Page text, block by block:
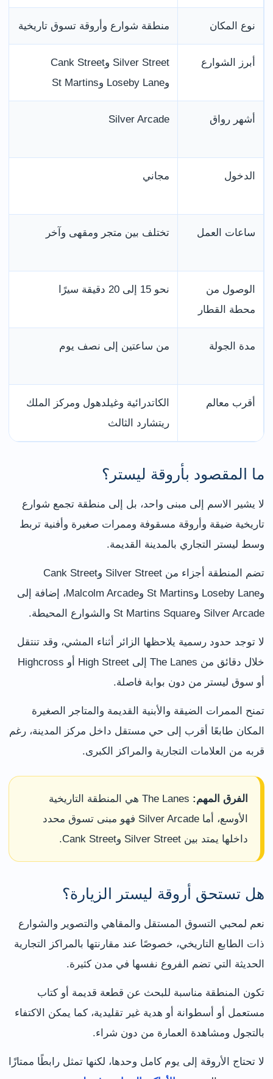
نوع المكان منطقة شوارع وأروقة تسوق تاريخية
أبرز الشوارع
Silver Street وCank Street
وLoseby Lane وSt Martins
أشهر رواق Silver Arcade
الدخول مجاني
ساعات العمل تختلف بين متجر ومقهى وآخر
الوصول من
محطة القطار
نحو 15 إلى 20 دقيقة سيرًا
مدة الجولة من ساعتين إلى نصف يوم
أقرب معالم
الكاتدرائية وغيلدهول ومركز الملك
ريتشارد الثالث
ما المقصود بأروقة ليستر؟
لا يشير الاسم إلى مبنى واحد، بل إلى منطقة تجمع شوارع
تاريخية ضيقة وأروقة مسقوفة وممرات صغيرة وأفنية تربط
وسط ليستر التجاري بالمدينة القديمة.
تضم المنطقة أجزاء من Silver Street وCank Street
وLoseby Lane وSt Martins وMalcolm Arcade، إضافة إلى
Silver Arcade وSt Martins Square والشوارع المحيطة.
لا توجد حدود رسمية يلاحظها الزائر أثناء المشي، وقد تنتقل
خلال دقائق من The Lanes إلى High Street أو Highcross
أو سوق ليستر من دون بوابة فاصلة.
تمنح الممرات الضيقة والأبنية القديمة والمتاجر الصغيرة
المكان طابعًا أقرب إلى حي مستقل داخل مركز المدينة، رغم
قربه من العلامات التجارية والمراكز الكبرى.
الفرق المهم:
The Lanes هي المنطقة التاريخية
الأوسع، أما Silver Arcade فهو مبنى تسوق محدد
داخلها يمتد بين Silver Street وCank Street.
هل تستحق أروقة ليستر الزيارة؟
نعم لمحبي التسوق المستقل والمقاهي والتصوير والشوارع
ذات الطابع التاريخي، خصوصًا عند مقارنتها بالمراكز التجارية
الحديثة التي تضم الفروع نفسها في مدن كثيرة.
تكون المنطقة مناسبة للبحث عن قطعة قديمة أو كتاب
مستعمل أو أسطوانة أو هدية غير تقليدية، كما يمكن الاكتفاء
بالتجول ومشاهدة العمارة من دون شراء.
لا تحتاج الأروقة إلى يوم كامل وحدها، لكنها تمثل رابطًا ممتازًا